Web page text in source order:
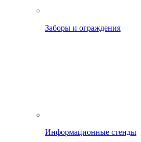
Заборы и ограждения
Информационные стенды